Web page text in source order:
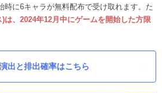
時に6キャラが無料配布で受け取れます。た
は、2024年12月中にゲームを開始した方限
出と排出確率はこちら